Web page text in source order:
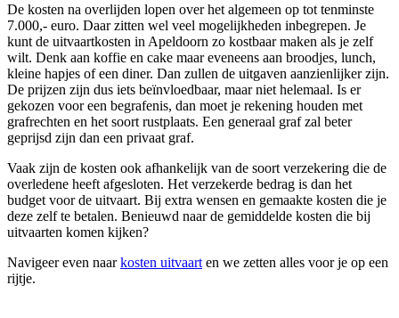
De kosten na overlijden lopen over het algemeen op tot tenminste
7.000,- euro. Daar zitten wel veel mogelijkheden inbegrepen. Je
kunt de uitvaartkosten in Apeldoorn zo kostbaar maken als je zelf
wilt. Denk aan koffie en cake maar eveneens aan broodjes, lunch,
kleine hapjes of een diner. Dan zullen de uitgaven aanzienlijker zijn.
De prijzen zijn dus iets beïnvloedbaar, maar niet helemaal. Is er
gekozen voor een begrafenis, dan moet je rekening houden met
grafrechten en het soort rustplaats. Een generaal graf zal beter
geprijsd zijn dan een privaat graf.
Vaak zijn de kosten ook afhankelijk van de soort verzekering die de
overledene heeft afgesloten. Het verzekerde bedrag is dan het
budget voor de uitvaart. Bij extra wensen en gemaakte kosten die je
deze zelf te betalen. Benieuwd naar de gemiddelde kosten die bij
uitvaarten komen kijken?
Navigeer even naarkosten uitvaart en we zetten alles voor je op een
rijtje.